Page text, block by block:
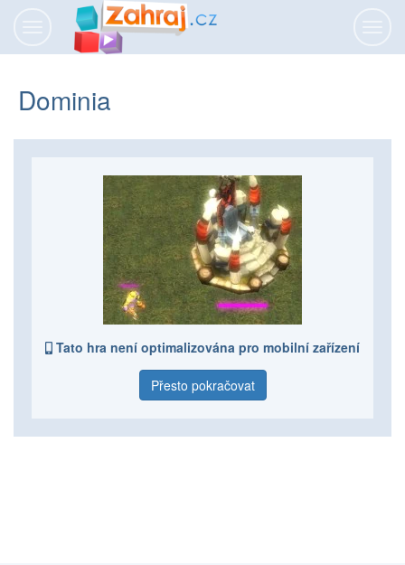
Dominia
Tato hra není optimalizována pro mobilní zařízení
Přesto pokračovat